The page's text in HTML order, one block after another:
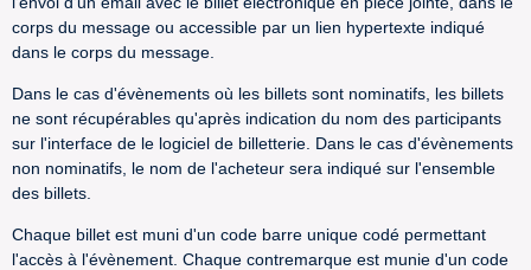
corps du message ou accessible par un lien hypertexte indiqué
dans le corps du message.
Dans le cas d'évènements où les billets sont nominatifs, les billets
ne sont récupérables qu'après indication du nom des participants
sur l'interface de le logiciel de billetterie. Dans le cas d'évènements
non nominatifs, le nom de l'acheteur sera indiqué sur l'ensemble
des billets.
Chaque billet est muni d'un code barre unique codé permettant
l'accès à l'évènement. Chaque contremarque est munie d'un code